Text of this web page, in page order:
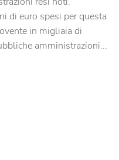
di euro spesi per questa
in migliaia di
amministrazioni...